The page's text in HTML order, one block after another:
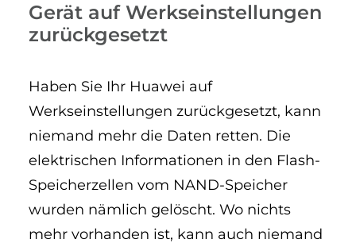
Gerät auf Werkseinstellungen
zurückgesetzt
Haben Sie Ihr Huawei auf
Werkseinstellungen zurückgesetzt, kann
niemand mehr die Daten retten. Die
elektrischen Informationen in den Flash-
Speicherzellen vom NAND-Speicher
wurden nämlich gelöscht. Wo nichts
mehr vorhanden ist, kann auch niemand